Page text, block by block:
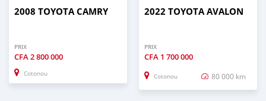
2008 TOYOTA CAMRY
PRIX
CFA2 800 000
Cotonou
2022 TOYOTA AVALON
PRIX
CFA 1 700 000
Cotonou 80 000 km